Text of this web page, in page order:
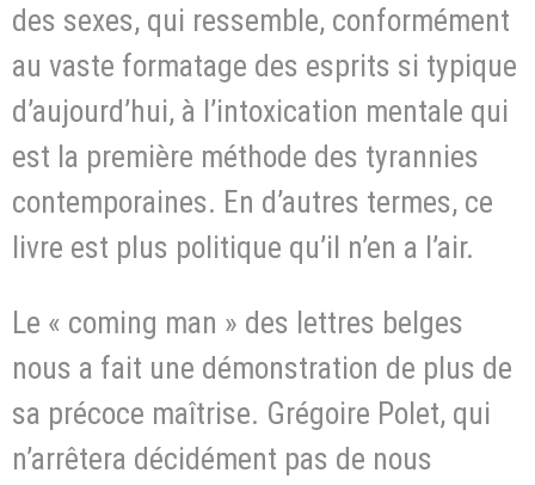
des sexes, qui ressemble, conformément
au vaste formatage des esprits si typique
d’aujourd’hui, à l’intoxication mentale qui
est la première méthode des tyrannies
contemporaines. En d’autres termes, ce
livre est plus politique qu’il n’en a l’air.
Le « coming man » des lettres belges
nous a fait une démonstration de plus de
sa précoce maîtrise. Grégoire Polet, qui
n’arrêtera décidément pas de nous